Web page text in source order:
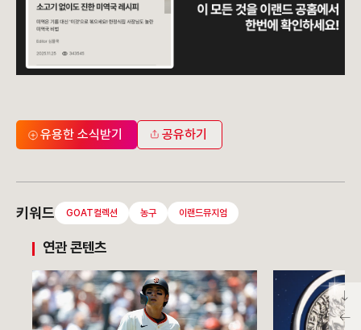
유용한 소식받기 공유하기
키워드 GOAT컬렉션 농구 이랜드뮤지엄
연관 콘텐츠